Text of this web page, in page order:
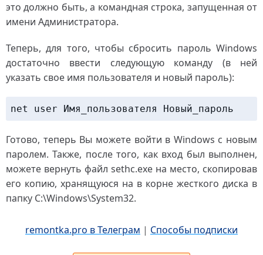
это должно быть, а командная строка, запущенная от
имени Администратора.
Теперь, для того, чтобы сбросить пароль Windows
достаточно ввести следующую команду (в ней
указать свое имя пользователя и новый пароль):
net user Имя_пользователя Новый_пароль
Готово, теперь Вы можете войти в Windows с новым
паролем. Также, после того, как вход был выполнен,
можете вернуть файл sethc.exe на место, скопировав
его копию, хранящуюся на в корне жесткого диска в
папку C:\Windows\System32.
remontka.pro в Телеграм | Способы подписки